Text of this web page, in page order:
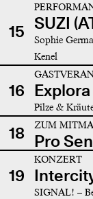
15 SUZI
Sophie
Kenel
16 Explora
Pilze &
18 ZUM
Pro
19
KONZERT
SIGNAL! –